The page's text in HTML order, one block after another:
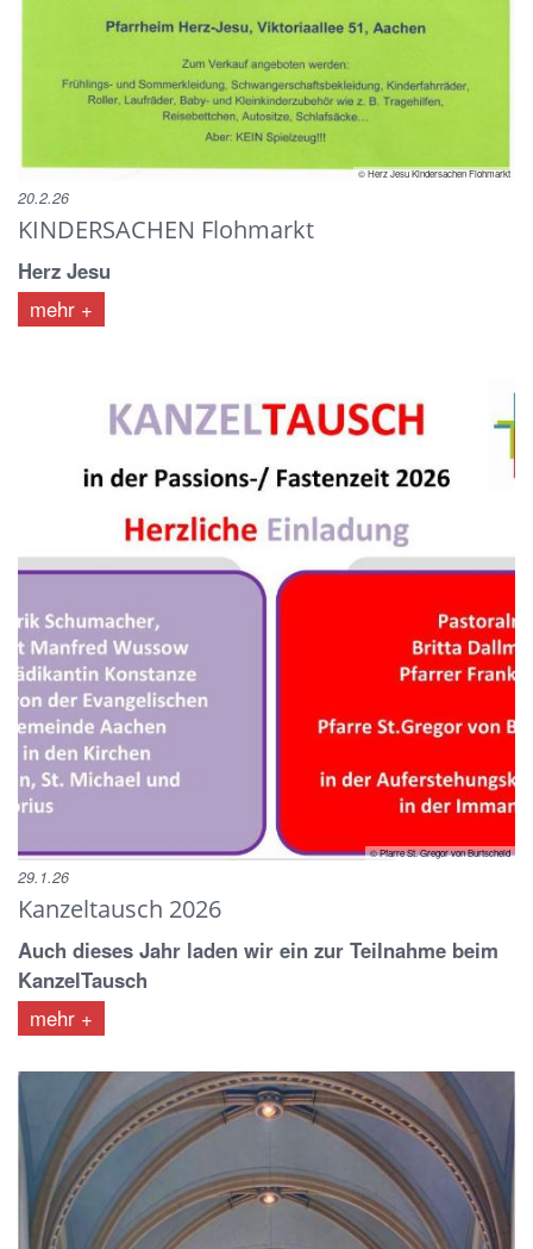
© Herz Jesu Kindersachen Flohmarkt
KINDERSACHEN Flohmarkt
20.2.26
Herz Jesu
mehr
© Pfarre St. Gregor von Burtscheid
Kanzeltausch 2026
29.1.26
Auch dieses Jahr laden wir ein zur Teilnahme beim
KanzelTausch
mehr